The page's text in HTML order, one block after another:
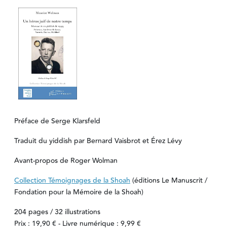
Préface de Serge Klarsfeld
Traduit du yiddish par Bernard Vaisbrot et Érez Lévy
Avant-propos de Roger Wolman
Collection Témoignages de la Shoah(éditions Le Manuscrit /
Fondation pour la Mémoire de la Shoah)
204 pages / 32 illustrations
Prix : 19,90 € - Livre numérique : 9,99 €